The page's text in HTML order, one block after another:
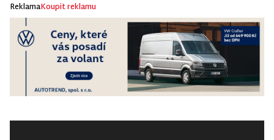
ReklamaKoupit reklamu